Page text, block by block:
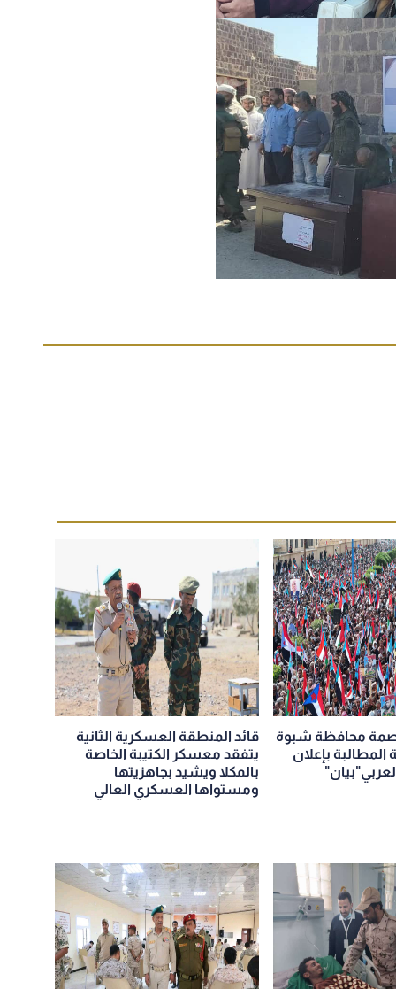
محافظة شبوة
بإعلان
قائد المنطقة العسكرية الثانية
يتفقد معسكر الكتيبة الخاصة
بالمكلا ويشيد بجاهزيتها
ومستواها العسكري العالي